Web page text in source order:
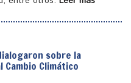
sobre la
Climático